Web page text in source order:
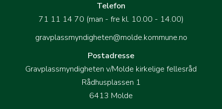
Telefon
71 11 14 70 (man - fre kl. 10.00 - 14.00)
gravplassmyndigheten@molde.kommune.no
Postadresse
Gravplassmyndigheten v/Molde kirkelige fellesråd
Rådhusplassen 1
6413 Molde